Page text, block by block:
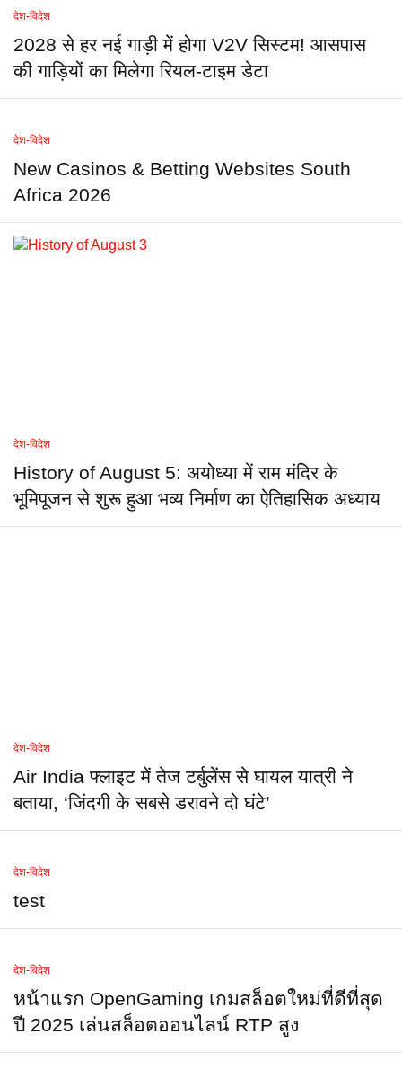
देश-विदेश
2028 से हर नई गाड़ी में होगा V2V सिस्टम! आसपास
की गाड़ियों का मिलेगा रियल-टाइम डेटा
देश-विदेश
New Casinos & Betting Websites South
Africa 2026
देश-विदेश
History of August 5: अयोध्या में राम मंदिर के
भूमिपूजन से शुरू हुआ भव्य निर्माण का ऐतिहासिक अध्याय
देश-विदेश
Air India फ्लाइट में तेज टर्बुलेंस से घायल यात्री ने
बताया, ‘जिंदगी के सबसे डरावने दो घंटे’
देश-विदेश
test
देश-विदेश
หน้าแรก OpenGaming เกมสล็อตใหม่ที่ดีที่สุด
ปี 2025 เล่นสล็อตออนไลน์ RTP สูง